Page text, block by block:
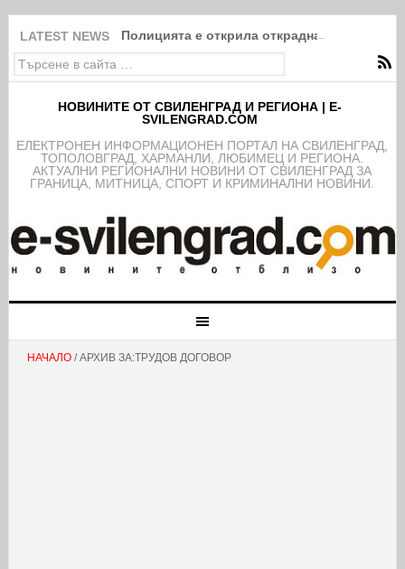
LATEST NEWS Полицията е открила открадната кола на
НОВИНИТЕ ОТ СВИЛЕНГРАД И РЕГИОНА | E-
SVILENGRAD.COM
EЛЕКТРОНЕН ИНФОРМАЦИОНЕН ПОРТАЛ НА СВИЛЕНГРАД,
ТОПОЛОВГРАД, ХАРМАНЛИ, ЛЮБИМЕЦ И РЕГИОНА.
АКТУАЛНИ РЕГИОНАЛНИ НОВИНИ ОТ СВИЛЕНГРАД ЗА
ГРАНИЦА, МИТНИЦА, СПОРТ И КРИМИНАЛНИ НОВИНИ.
НАЧАЛО/ АРХИВ ЗА:ТРУДОВ ДОГОВОР